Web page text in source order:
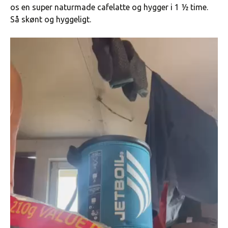
os en super naturmade cafelatte og hygger i 1 ½ time.
Så skønt og hyggeligt.